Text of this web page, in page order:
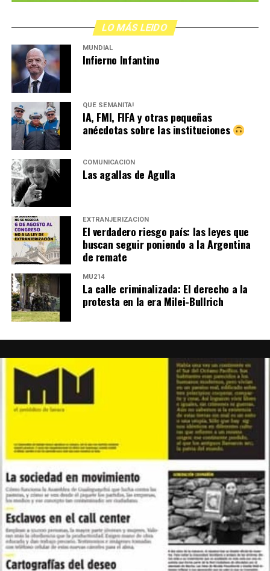
LO MÁS LEIDO
MUNDIAL
Infierno Infantino
QUÉ SEMANITA!
IA, FMI, FIFA y otras pequeñas
anécdotas sobre las instituciones
COMUNICACIÓN
Las agallas de Agulla
EXTRANJERIZACIÓN
El verdadero riesgo país: las leyes que
buscan seguir poniendo a la Argentina
de remate
MU214
La calle criminalizada: El derecho a la
protesta en la era Milei-Bullrich